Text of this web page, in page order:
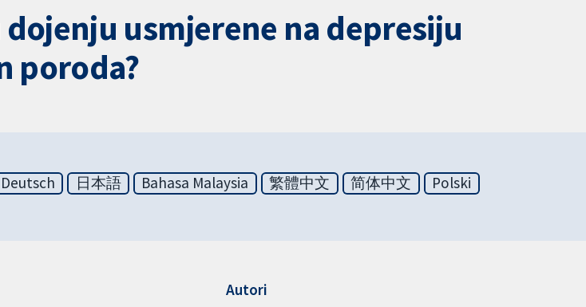
usmjerene na depresiju
poroda?
Deutsch 日本語 Bahasa Malaysia 繁體中文 简体中文
Polski
Autori